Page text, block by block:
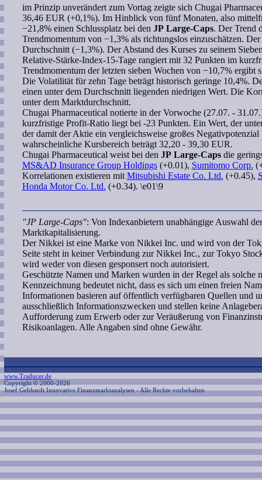
im Prinzip unverändert zum Vortag zeigte sich Chugai
36,46 EUR (+0,1%). Im Hinblick von fünf Monaten, also
−21,8% einen Schlussplatz bei den JP Large-Caps. Der Trend
Trendmomentumvon −1,3% als richtungslos einzuschätzen.
Durchschnitt (−1,3%). Der Abstand des Kurses zu seinem
Relative-Stärke-Index-15-Tagerangiert mit 32 Punkten im
Trendmomentumder letzten sieben Wochen von −10,7% ergibt
Die Volatilität für zehn Tage beträgt historisch geringe 10,4%.
einen unter dem Durchschnitt liegenden niedrigen Wert. Die
unter dem Marktdurchschnitt.
Chugai Pharmaceutical notierte in der Vorwoche (27.07. -
kurzfristige Profit-Ratioliegt bei -23 Punkten. Ein Wert, der
der damit der Aktie ein vergleichsweise großes
wahrscheinliche Kursbereich beträgt 32,20 - 39,30 EUR.
Chugai Pharmaceutical weist bei den JP Large-Capsdie
MS&AD Insurance Group Holdings(+0.01), Sumitomo Corp.
Korrelationen existieren mit Mitsubishi Estate Co. Ltd. (+0.45),
Honda Motor Co. Ltd. (+0.34). \e01\9
"JP Large-Caps": Von Indexanbietern unabhängige Auswahl
Marktkapitalisierung.
Der Nikkei ist eine Marke von Nikkei Inc. und wird von der
Seite steht in keiner Verbindung zur Nikkei Inc., zur Tokyo
wird weder von diesen gesponsert noch autorisiert.
Geschützte Namen und Marken wurden in der Regel als solche
Kennzeichnung bedeutet nicht, dass es sich um einen freien
Informationen basieren auf öffentlich verfügbaren Quellen und
ausschließlich Informationszwecken und stellen keine
Aufforderung zum Erwerb oder zur Veräußerung von
Risikoanlagen. Alle Angaben sind ohne Gewähr.
www.Traducer.de
Copyright © 2000-2026
Josef Gebhardt Innovative Finanzmarktanalysen - Alle Rechte vorbehalten